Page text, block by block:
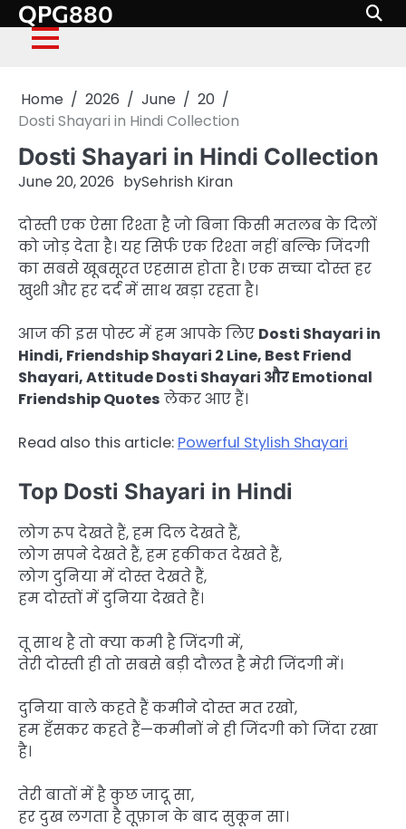
Skip
to
content
QPG880
Home 2026 June
20
Dosti Shayari in Hindi Collection
Dosti Shayari in Hindi Collection
June 20, 2026 bySehrish Kiran
दोस्ती एक ऐसा रिश्ता है जो बिना किसी मतलब के दिलों
को जोड़ देता है। यह सिर्फ एक रिश्ता नहीं बल्कि जिंदगी
का सबसे खूबसूरत एहसास होता है। एक सच्चा दोस्त हर
खुशी और हर दर्द में साथ खड़ा रहता है।
आज की इस पोस्ट में हम आपके लिए Dosti Shayari in
Hindi, Friendship Shayari 2 Line, Best Friend
Shayari, Attitude Dosti Shayari और Emotional
Friendship Quotes लेकर आए हैं।
Read also this article: Powerful Stylish Shayari
Top Dosti Shayari in Hindi
लोग रूप देखते हैं, हम दिल देखते हैं,
लोग सपने देखते हैं, हम हकीकत देखते हैं,
लोग दुनिया में दोस्त देखते हैं,
हम दोस्तों में दुनिया देखते हैं।
तू साथ है तो क्या कमी है जिंदगी में,
तेरी दोस्ती ही तो सबसे बड़ी दौलत है मेरी जिंदगी में।
दुनिया वाले कहते हैं कमीने दोस्त मत रखो,
हम हँसकर कहते हैं—कमीनों ने ही जिंदगी को जिंदा रखा
है।
तेरी बातों में है कुछ जादू सा,
हर दुख लगता है तूफ़ान के बाद सुकून सा।